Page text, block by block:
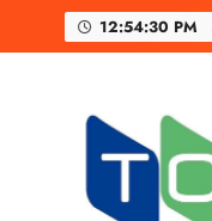
12:54:32 PM